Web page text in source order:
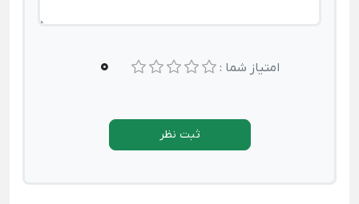
امتیاز شما : 0
ثبت نظر